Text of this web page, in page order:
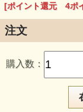
【品 番】m2322
【商品名】ストレ
【価 格】450円
【素 材】ポリエ
【生地巾】140cm
【販売単位】
【生地の厚さ】中
[ポイント還元 4ポ
注文
購入数：